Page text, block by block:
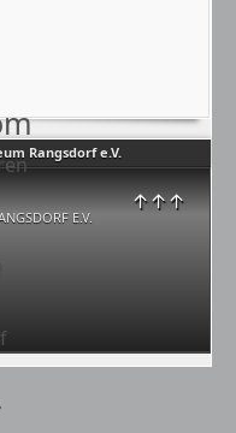
Rangsdorf e.V.
↑↑↑
E.V.